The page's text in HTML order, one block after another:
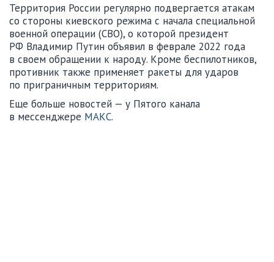
Территория России регулярно подвергается атакам
со стороны киевского режима с начала специальной
военной операции (СВО), о которой президент
РФ Владимир Путин объявил в феврале 2022 года
в своем обращении к народу. Кроме беспилотников,
противник также применяет ракеты для ударов
по приграничным территориям.
Еще больше новостей — у Пятого канала
в мессенджере МАКС.